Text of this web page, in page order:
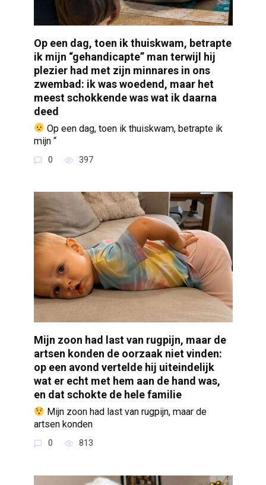
Op een dag, toen ik thuiskwam, betrapte
ik mijn “gehandicapte” man terwijl hij
plezier had met zijn minnares in ons
zwembad: ik was woedend, maar het
meest schokkende was wat ik daarna
deed
Op een dag, toen ik thuiskwam, betrapte ik
mijn “
0 397
Mijn zoon had last van rugpijn, maar de
artsen konden de oorzaak niet vinden:
op een avond vertelde hij uiteindelijk
wat er echt met hem aan de hand was,
en dat schokte de hele familie
Mijn zoon had last van rugpijn, maar de
artsen konden
0 813